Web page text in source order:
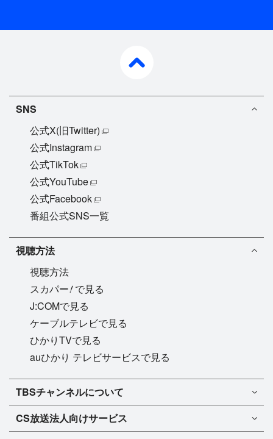
SNS
公式X(旧Twitter)
公式Instagram
公式TikTok
公式YouTube
公式Facebook
番組公式SNS一覧
視聴方法
視聴方法
スカパー!で見る
J:COMで見る
ケーブルテレビで見る
ひかりTVで見る
auひかり テレビサービスで見る
TBSチャンネル1
TBSチャンネル2
マンスリーガイド［PDF］
TBSチャンネルについて
TBSチャンネルについて
FAQ・よくあるご質問
CS放送法人向けサービス